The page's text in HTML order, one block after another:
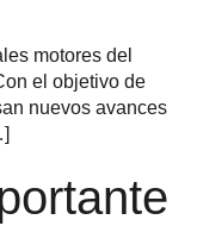
motores del
el objetivo de
nuevos avances